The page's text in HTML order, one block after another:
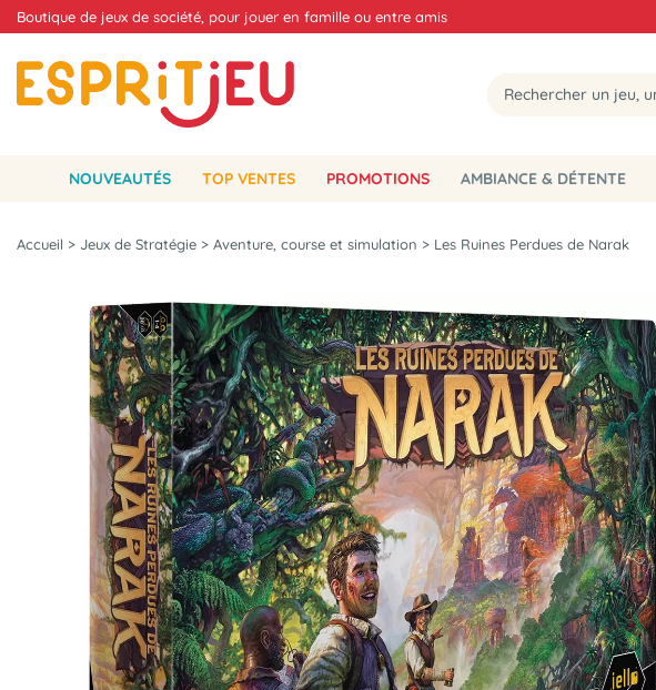
Boutique de jeux de société, pour jouer en famille ou entre amis
NOUVEAUTÉS TOP VENTES PROMOTIONS AMBIANCE & DÉTENTE
Accueil > Jeux de Stratégie > Aventure, course et simulation > Les Ruines Perdues de Narak